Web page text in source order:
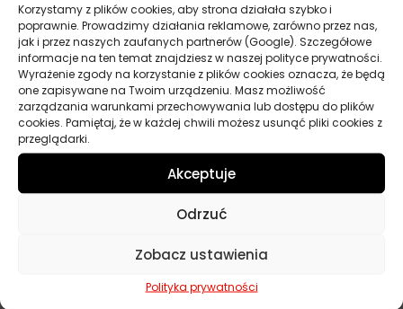
Korzystamy z plików cookies, aby strona działała szybko i
poprawnie. Prowadzimy działania reklamowe, zarówno przez nas,
jak i przez naszych zaufanych partnerów (Google). Szczegółowe
informacje na ten temat znajdziesz w naszej polityce prywatności.
Wyrażenie zgody na korzystanie z plików cookies oznacza, że będą
one zapisywane na Twoim urządzeniu. Masz możliwość
zarządzania warunkami przechowywania lub dostępu do plików
cookies. Pamiętaj, że w każdej chwili możesz usunąć pliki cookies z
przeglądarki.
Akceptuje
Odrzuć
Zobacz ustawienia
Polityka prywatności
Ford WSS-M2C952-A1
STJLR 03.5006
Parametry techniczne
Producent Total
Baza Syntetyczny
0W-20
Samochody osobowe
C5, C6